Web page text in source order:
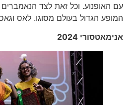
עם האופנוע. וכל זאת לצד הנאמברים
המופע הגדול בעולם מסוגו. לאס וגאס
אנימאטסורי 2024